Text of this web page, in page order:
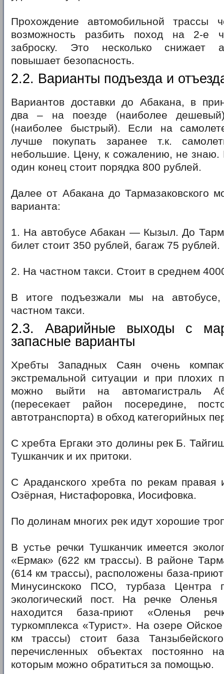
Прохождение автомобильной трассы
возможность разбить поход на 2-е
заброску. Это несколько снижает
повышает безопасность.
2.2. Варианты подъезда и
Вариантов доставки до Абакана, в
два – на поезде (наиболее
(наиболее быстрый). Если на
лучше покупать заранее т.к.
небольшие. Цену, к сожалению, не знаю.
один конец стоит порядка 800 рублей.
Далее от Абакана до Тармазаковского
варианта:
1. На автобусе Абакан — Кызыл. До
билет стоит 350 рублей, багаж 75 рублей.
2. На частном такси. Стоит в среднем
В итоге подъезжали мы на
частном такси.
2.3. Аварийные выходы с
запасные варианты
Хребты Западных Саян очень
экстремальной ситуации и при плохих
можно выйти на автомагистраль
(пересекает район посередине,
автотранспорта) в обход категорийных
С хребта Ергаки это долины рек Б.
Тушканчик и их притоки.
С Араданского хребта по рекам правая
Озёрная, Нистафоровка, Иосифовка.
По долинам многих рек идут хорошие
В устье речки Тушканчик имеется
«Ермак» (622 км трассы). В районе
(614 км трассы), расположены база-
Минусинскоко ПСО, турбаза Центра
экологический пост. На речке
находится база-приют «Оленья
туркомплекса «Турист». На озере
км трассы) стоит база
перечисленных объектах постоянно
которым можно обратиться за помощью.